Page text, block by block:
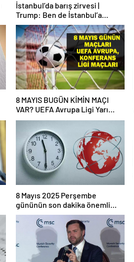
İstanbul’da barış zirvesi |
Trump: Ben de İstanbul’a
gidebilirim
8 MAYIS BUGÜN KİMİN MAÇI
VAR? UEFA Avrupa Ligi Yarı
Final Maçları Hangi Kanalda,
Saat Kaçta? 8 Mayıs Günün
Maçları
8 Mayıs 2025 Perşembe
gününün son dakika önemli
gelişmeleri! (CNN TÜRK 11.30
bülteni)